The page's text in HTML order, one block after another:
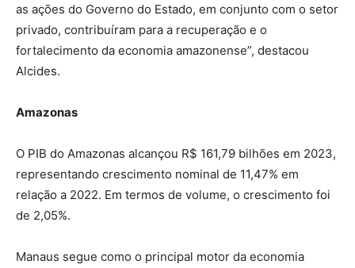
as ações do Governo do Estado, em conjunto com o setor
privado, contribuíram para a recuperação e o
fortalecimento da economia amazonense”, destacou
Alcides.
Amazonas
O PIB do Amazonas alcançou R$ 161,79 bilhões em 2023,
representando crescimento nominal de 11,47% em
relação a 2022. Em termos de volume, o crescimento foi
de 2,05%.
Manaus segue como o principal motor da economia